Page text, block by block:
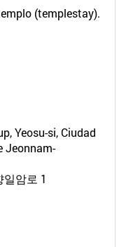
(templestay).
Yeosu-si, Ciudad
Jeonnam-
암로 1